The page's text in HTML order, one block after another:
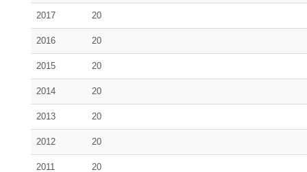
2017 20
2016 20
2015 20
2014 20
2013 20
2012 20
2011 20